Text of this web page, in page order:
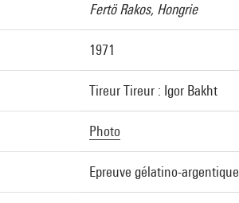
Fertö Rakos, Hongrie
1971
Tireur Tireur : Igor Bakht
Photo
Epreuve gélatino-argentique